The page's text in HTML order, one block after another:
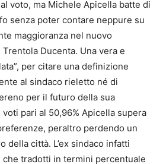
voto, ma Michele Apicella batte di
senza poter contare neppure su
maggioranza nel nuovo
Ducenta. Una vera e
per citare una definizione
al sindaco rieletto né di
per il futuro della sua
pari al 50,96% Apicella supera
peraltro perdendo un
della città. L’ex sindaco infatti
che tradotti in termini percentuale